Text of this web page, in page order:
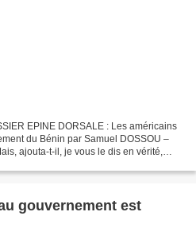
EPINE DORSALE : Les américains
du Bénin par Samuel DOSSOU –
ajouta-t-il, je vous le dis en vérité,
gouvernement est